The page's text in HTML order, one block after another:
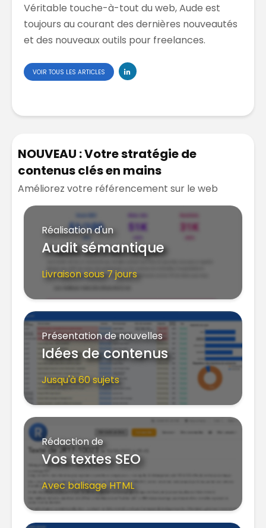
Véritable touche-à-tout du web, Aude est
toujours au courant des dernières nouveautés
et des nouveaux outils pour freelances.
VOIR TOUS LES ARTICLES
NOUVEAU : Votre stratégie de
contenus clés en mains
Améliorez votre référencement sur le web
Réalisation d'un
Audit sémantique
Livraison sous 7 jours
Présentation de nouvelles
Idées de contenus
Jusqu'à 60 sujets
Rédaction de
Vos textes SEO
Avec balisage HTML